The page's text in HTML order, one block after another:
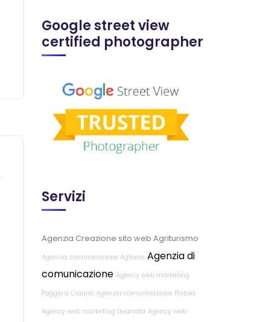
Google street view
certified photographer
Servizi
Agenzia Creazione sito web Agriturismo
Agenzia comunicazione Agliana Agenzia di
comunicazione Agency web marketing
Poggio a Caiano Agenzia comunicazione Pistoia
Agency web marketing Quarrata Agency web